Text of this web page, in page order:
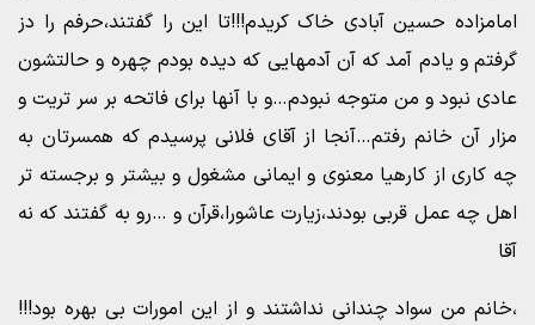
امامزاده حسین آبادی خاک کریدم!!!تا این را گفتند،حرفم را دز
گرفتم و یادم آمد که آن آدمهایی که دیده بودم چهره و حالتشون
عادی نبود و من متوجه نبودم…و با آنها برای فاتحه بر سر تریت و
مزار آن خانم رفتم…آنجا از آقای فلانی پرسیدم که همسرتان به
چه کاری از کارهیا معنوی و ایمانی مشغول و بیشتر و برجسته تر
اهل چه عمل قربی بودند،زیارت عاشورا،قرآن و …رو به گفتند که نه
آقا
،خانم من سواد چندانی نداشتند و از این امورات بی بهره بود!!!